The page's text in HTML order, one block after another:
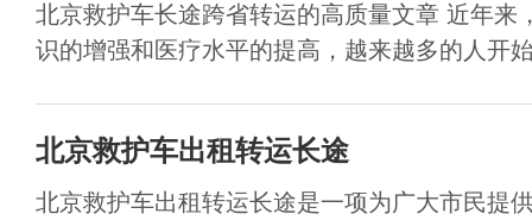
北京救护车长途跨省转运的高质量文章 近年来
识的增强和医疗水平的提高，越来越多的人开
北京救护车出租转运长途
北京救护车出租转运长途是一项为广大市民提